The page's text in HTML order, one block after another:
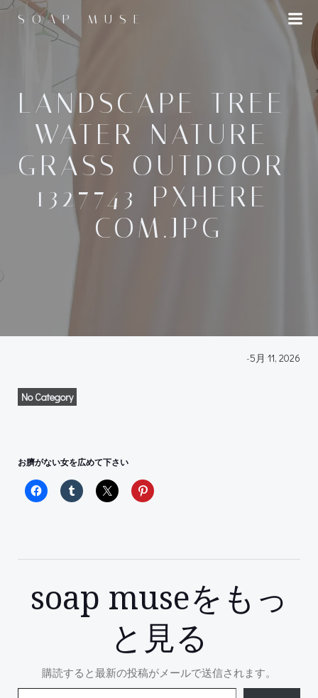
へ
ス
キ
ッ
SOAP MUSE
LANDSCAPE-TREE-
WATER-NATURE-
GRASS-OUTDOOR-
1327743-PXHERE-
COM.JPG
-5月 11, 2026
No Category
お臍がない女を広めて下さい
soap museをもっ
と見る
購読すると最新の投稿がメールで送信されます。
メールアドレスを入力...